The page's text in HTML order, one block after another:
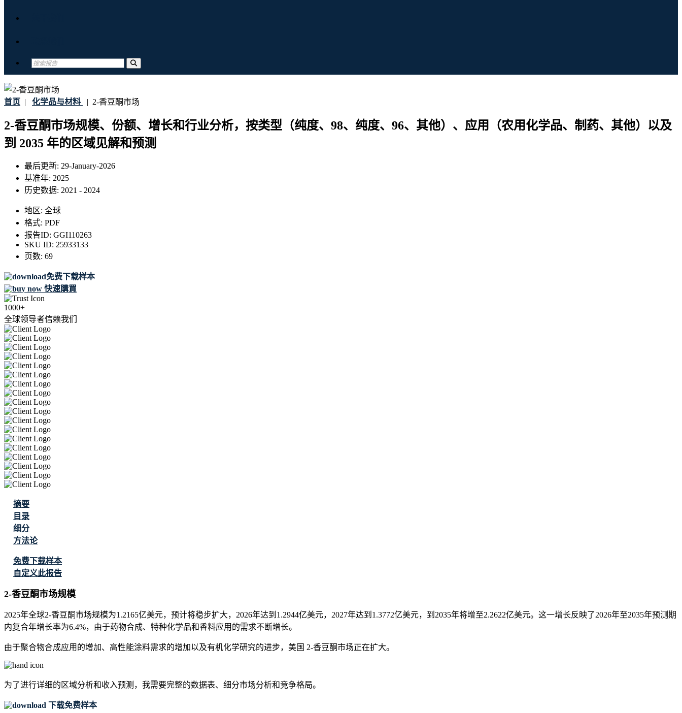
首页 | 化学品与材料 | 2-香豆酮市场
2-香豆酮市场规模、份额、增长和行业分析，按类型（纯度、98、纯度、96、其他）、应用（农用化学品、制药、其他）以及
到 2035 年的区域见解和预测
最后更新: 29-January-2026
基准年: 2025
历史数据: 2021 - 2024
地区: 全球
格式: PDF
报告ID: GGI110263
SKU ID: 25933133
页数: 69
免费下载样本
快速購買
1000+
全球领导者信赖我们
摘要
目录
细分
方法论
免费下载样本
自定义此报告
2-香豆酮市场规模
2025年全球2-香豆酮市场规模为1.2165亿美元，预计将稳步扩大，2026年达到1.2944亿美元，2027年达到1.3772亿美元，到2035年将增至2.2622亿美元。这一增长反映了2026年至2035年预测期
内复合年增长率为6.4%，由于药物合成、特种化学品和香料应用的需求不断增长。
由于聚合物合成应用的增加、高性能涂料需求的增加以及有机化学研究的进步，美国 2-香豆酮市场正在扩大。
为了进行详细的区域分析和收入预测，我需要完整的数据表、细分市场分析和竞争格局。
下载免费样本